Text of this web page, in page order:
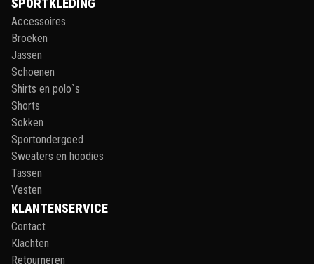
Accessoires
Broeken
Jassen
Schoenen
Shirts en polo`s
Shorts
Sokken
Sportondergoed
Sweaters en hoodies
Tassen
Vesten
KLANTENSERVICE
Contact
Klachten
Retourneren